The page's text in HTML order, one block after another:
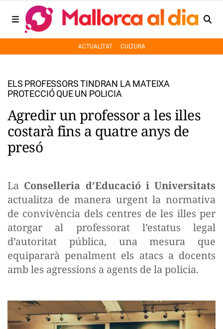
ACTUALITAT CULTURA
ELS PROFESSORS TINDRAN LA MATEIXA
PROTECCIÓ QUE UN POLICIA
Agredir un professor a les illes
costarà fins a quatre anys de
presó
La Conselleria d’Educació i Universitats
actualitza de manera urgent la normativa
de convivència dels centres de les illes per
atorgar al professorat l’estatus legal
d’autoritat pública, una mesura que
equipararà penalment els atacs a docents
amb les agressions a agents de la policia.